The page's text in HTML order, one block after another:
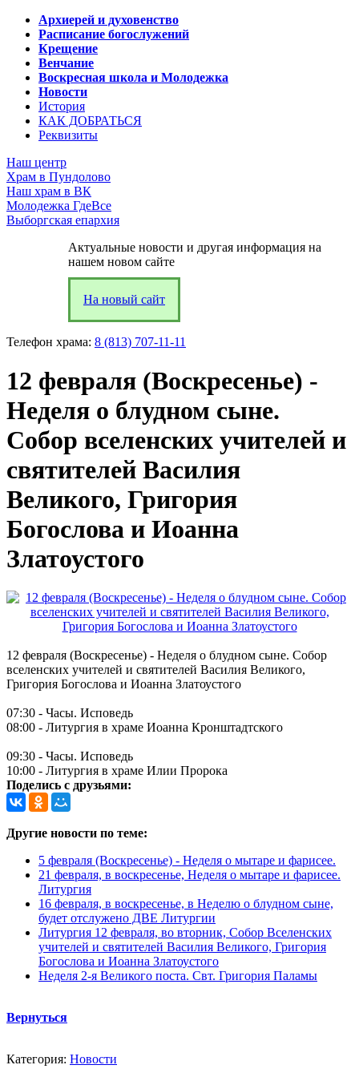
Архиерей и духовенство
Расписание богослужений
Крещение
Венчание
Воскресная школа и Молодежка
Новости
История
КАК ДОБРАТЬСЯ
Реквизиты
Наш центр
Храм в Пундолово
Наш храм в ВК
Молодежка ГдеВсе
Выборгская епархия
Актуальные новости и другая информация на
нашем новом сайте
На новый сайт
Телефон храма: 8 (813) 707-11-11
12 февраля (Воскресенье) -
Неделя о блудном сыне.
Собор вселенских учителей и
святителей Василия
Великого, Григория
Богослова и Иоанна
Златоустого
12 февраля (Воскресенье) - Неделя о блудном сыне. Собор
вселенских учителей и святителей Василия Великого,
Григория Богослова и Иоанна Златоустого
07:30 - Часы. Исповедь
08:00 - Литургия в храме Иоанна Кронштадтского
09:30 - Часы. Исповедь
10:00 - Литургия в храме Илии Пророка
Поделись с друзьями:
Другие новости по теме:
5 февраля (Воскресенье) - Неделя о мытаре и фарисее.
21 февраля, в воскресенье, Неделя о мытаре и фарисее.
Литургия
16 февраля, в воскресенье, в Неделю о блудном сыне,
будет отслужено ДВЕ Литургии
Литургия 12 февраля, во вторник, Собор Вселенских
учителей и святителей Василия Великого, Григория
Богослова и Иоанна Златоустого
Неделя 2-я Великого поста. Свт. Григория Паламы
Вернуться
Категория: Новости